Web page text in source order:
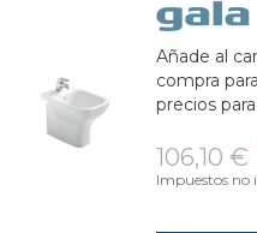
Añade al
compra
precios
106,10 €
Impuestos no